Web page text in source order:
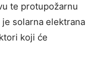
te protupožarnu
solarna elektrana
koji će